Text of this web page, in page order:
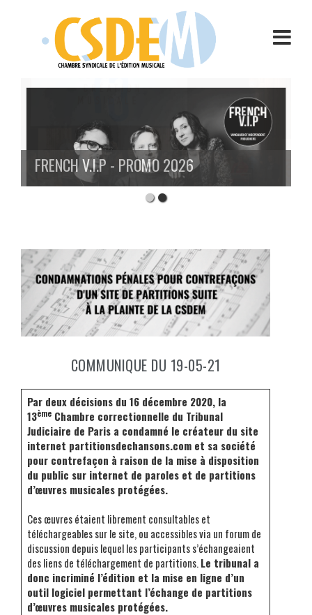
FRENCH V.I.P - PROMO 2026
COMMUNIQUE DU 19-05-21
Par deux décisions du 16 décembre 2020, la
13èmeChambre correctionnelle du Tribunal
Judiciaire de Paris a condamné le créateur du site
internet partitionsdechansons.com et sa société
pour contrefaçon à raison de la mise à disposition
du public sur internet de paroles et de partitions
d’œuvres musicales protégées.
Ces œuvres étaient librement consultables et
téléchargeables sur le site, ou accessibles via un forum de
discussion depuis lequel les participants s’échangeaient
des liens de téléchargement de partitions.Le tribunal a
donc incriminé l’édition et la mise en ligne d’un
outil logiciel permettant l’échange de partitions
d’œuvres musicales protégées.